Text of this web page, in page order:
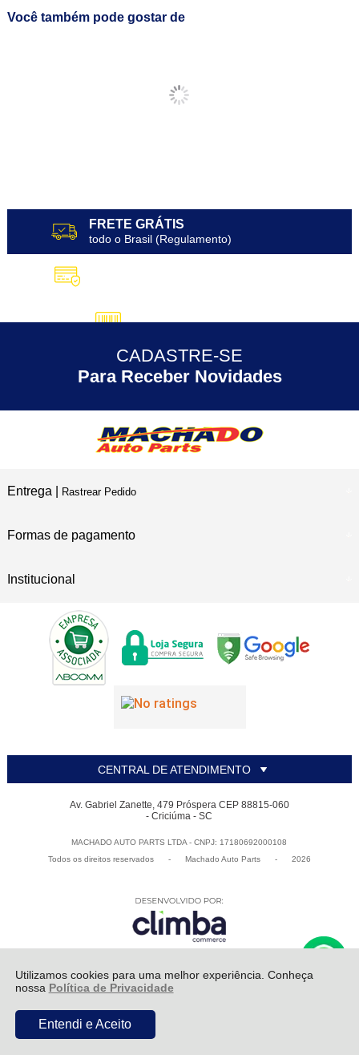
Utilizamos cookies para uma melhor experiência. Conheça
nossa Política de Privacidade
Entendi e Aceito
Você também pode gostar de
FRETE GRÁTIS
todo o Brasil (Regulamento)
5% DESCONTO no Pix
30 ANOS de Experiência
CADASTRE-SE
Para Receber Novidades
Entrega | Rastrear Pedido
Formas de pagamento
Institucional
CENTRAL DE ATENDIMENTO
Av. Gabriel Zanette, 479 Próspera CEP 88815-060
- Criciúma - SC
MACHADO AUTO PARTS LTDA - CNPJ: 17180692000108
Todos os direitos reservados
- Machado Auto Parts - 2026